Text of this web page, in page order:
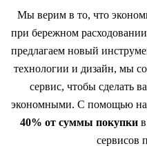
Мы верим в то, что
при бережном
предлагаем новый
технологии и дизайн, мы
сервис, чтобы сделать
экономными. С помощью
40% от суммы покупкив
сервисов